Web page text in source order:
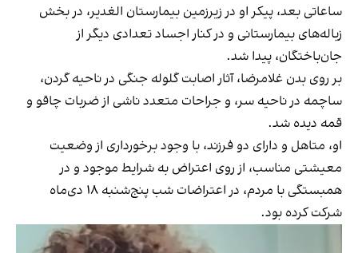
ساعاتی بعد، پیکر او در زیرزمین بیمارستان الغدیر، در بخش
زباله‌های بیمارستانی و در کنار اجساد تعدادی دیگر از
جان‌باختگان، پیدا شد.
بر روی بدن غلامرضا، آثار اصابت گلوله جنگی در ناحیه گردن،
ساچمه در ناحیه سر، و جراحات متعدد ناشی از ضربات چاقو و
قمه دیده شد.
او، متاهل و دارای دو فرزند، با وجود برخورداری از وضعیت
معیشتی مناسب، از روی اعتراض به شرایط موجود و در
همبستگی با مردم، در اعتراضات شب پنج‌شنبه ۱۸ دی‌ماه
شرکت کرده بود.